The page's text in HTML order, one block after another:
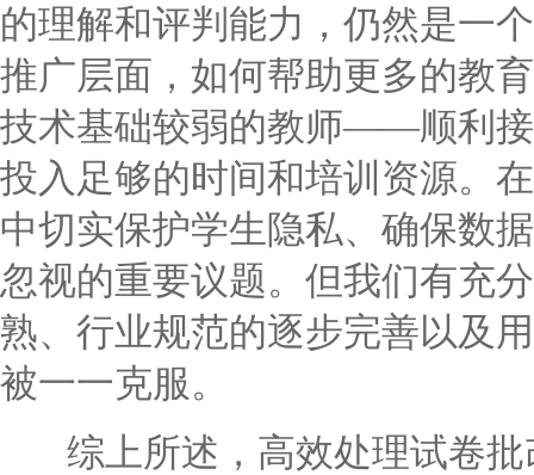
的理解和评判能力，仍然是一
推广层面，如何帮助更多的教
技术基础较弱的教师——顺利
投入足够的时间和培训资源。
中切实保护学生隐私、确保数
忽视的重要议题。但我们有充
熟、行业规范的逐步完善以及
被一一克服。
综上所述，高效处理试卷批